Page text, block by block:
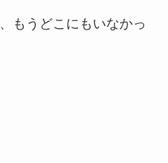
もうどこにもいなかっ